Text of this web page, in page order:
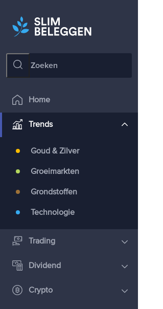
Home
Trends
Goud & Zilver
Groeimarkten
Grondstoffen
Technologie
Trading
Dividend
Crypto